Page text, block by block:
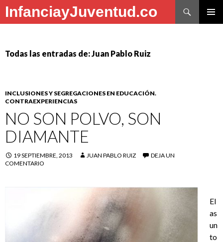
InfanciayJuventud.co
Buscar
Todas las entradas de: Juan Pablo Ruiz
INCLUSIONES Y SEGREGACIONES EN EDUCACIÓN.
CONTRAEXPERIENCIAS
NO SON POLVO, SON
DIAMANTE
19 SEPTIEMBRE, 2013 JUAN PABLO RUIZ
DEJA UN
COMENTARIO
El
as
un
to